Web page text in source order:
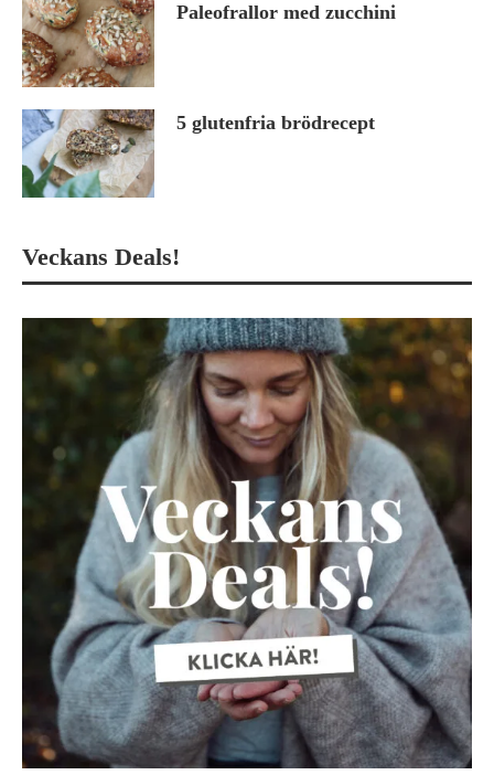
Paleofrallor med zucchini
5 glutenfria brödrecept
Veckans Deals!